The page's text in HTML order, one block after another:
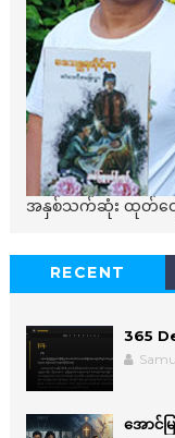
အနှစ်သက်ဆုံး ထုတ်ဝ
RECENT
365
အောင်မ